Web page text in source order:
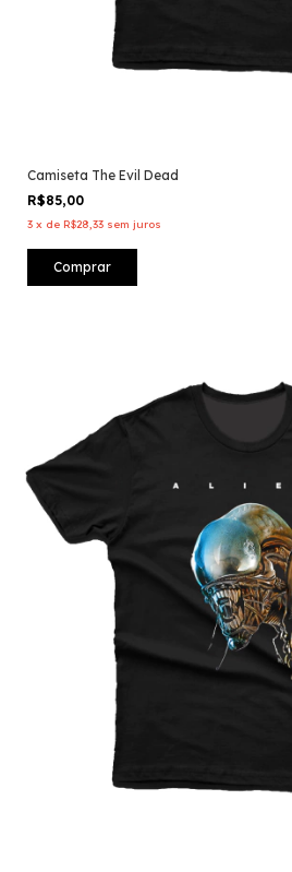
Camiseta The Evil Dead
R$85,00
3 x de R$28,33 sem juros
Comprar